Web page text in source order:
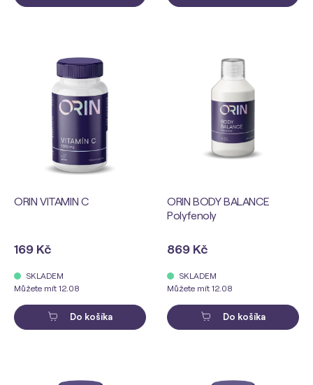
ORIN VITAMIN C
169 Kč
SKLADEM
Můžete mít 12.08
Do košíka
ORIN BODY BALANCE
Polyfenoly
869 Kč
SKLADEM
Můžete mít 12.08
Do košíka